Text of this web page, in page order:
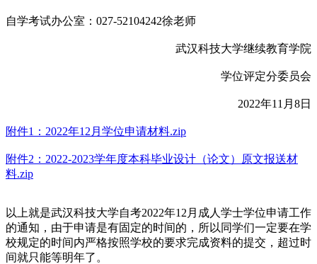
自学考试办公室：027-52104242徐老师
武汉科技大学继续教育学院
学位评定分委员会
2022年11月8日
附件1：2022年12月学位申请材料.zip
附件2：2022-2023学年度本科毕业设计（论文）原文报送材
料.zip
以上就是武汉科技大学自考2022年12月成人学士学位申请工作
的通知，由于申请是有固定的时间的，所以同学们一定要在学
校规定的时间内严格按照学校的要求完成资料的提交，超过时
间就只能等明年了。